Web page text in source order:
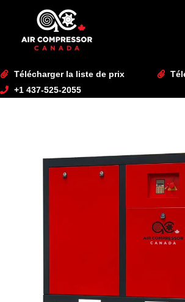
Télécharger la liste de prix
+1 437-525-2055